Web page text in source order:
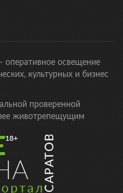
оперативное освещение
культурных и бизнес
проверенной
животрепещущим